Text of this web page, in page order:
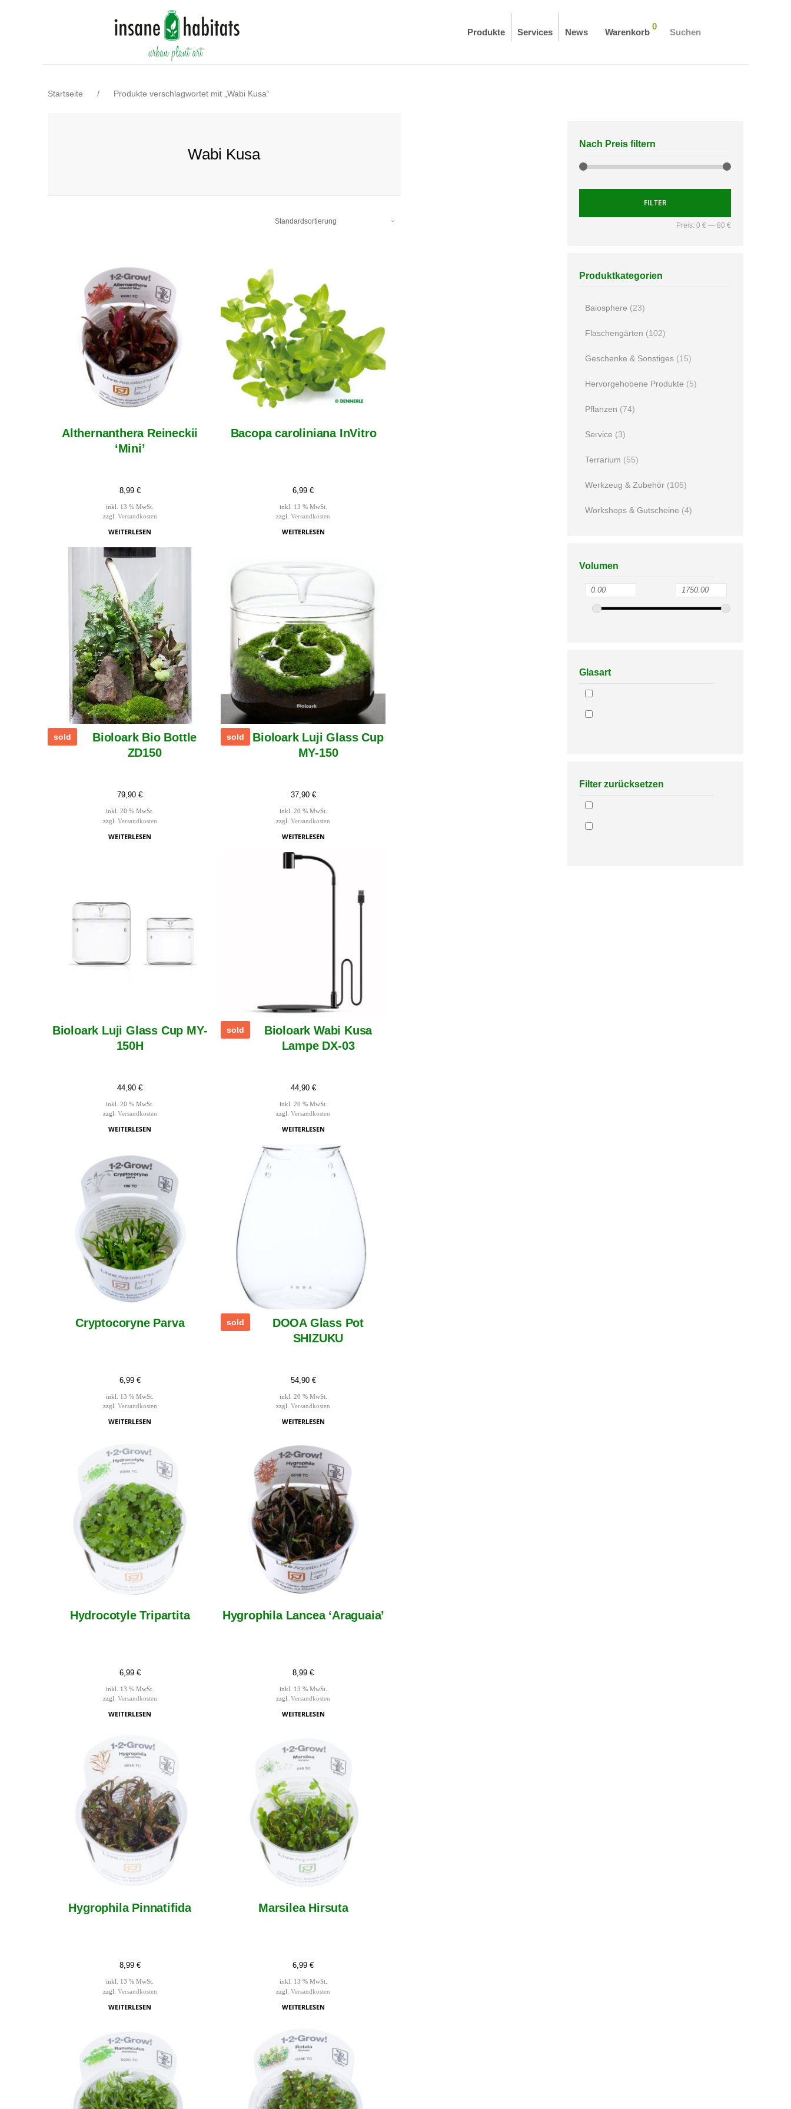
Suchen
Warenkorb
0
Produkte Services News
Startseite / Produkte verschlagwortet mit „Wabi Kusa“
Wabi Kusa
Althernanthera Reineckii
‘Mini’
8,99 €
inkl. 13 % MwSt.
zzgl. Versandkosten
WEITERLESEN
Bacopa caroliniana InVitro
6,99€
inkl. 13 % MwSt.
zzgl. Versandkosten
WEITERLESEN
sold
Bioloark Bio Bottle
ZD150
79,90€
inkl. 20 % MwSt.
zzgl. Versandkosten
WEITERLESEN
sold
Bioloark Luji Glass Cup
MY-150
37,90 €
inkl. 20 % MwSt.
zzgl.Versandkosten
WEITERLESEN
Bioloark Luji Glass Cup MY-
150H
44,90€
inkl. 20 % MwSt.
zzgl. Versandkosten
WEITERLESEN
sold
Bioloark Wabi Kusa
Lampe DX-03
44,90 €
inkl. 20 % MwSt.
zzgl.Versandkosten
WEITERLESEN
Cryptocoryne Parva
6,99 €
inkl. 13 % MwSt.
zzgl. Versandkosten
WEITERLESEN
sold
DOOA Glass Pot
SHIZUKU
54,90 €
inkl. 20 % MwSt.
zzgl.Versandkosten
WEITERLESEN
Hydrocotyle Tripartita
6,99 €
inkl. 13 % MwSt.
zzgl. Versandkosten
WEITERLESEN
Hygrophila Lancea ‘Araguaia’
8,99€
inkl. 13 % MwSt.
zzgl. Versandkosten
WEITERLESEN
Hygrophila Pinnatifida
8,99 €
inkl. 13 % MwSt.
zzgl. Versandkosten
WEITERLESEN
Marsilea Hirsuta
6,99€
inkl. 13 % MwSt.
zzgl.Versandkosten
WEITERLESEN
Nach Preis filtern
FILTER
Preis:0 € —80 €
Produktkategorien
Baiosphere (23)
Flaschengärten (102)
Geschenke & Sonstiges (15)
Hervorgehobene Produkte (5)
Pflanzen (74)
Service (3)
Terrarium (55)
Werkzeug & Zubehör (105)
Workshops & Gutscheine (4)
Volumen
Glasart
Filter zurücksetzen